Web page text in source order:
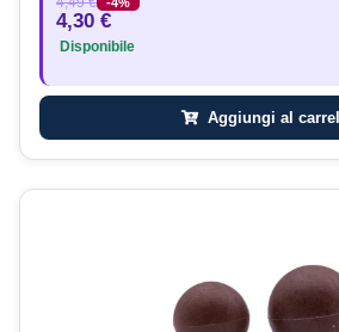
4,30 €
Disponibile
Aggiungi al